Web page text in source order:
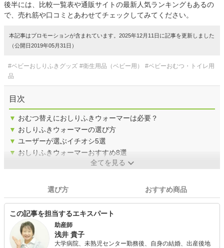
後半には、比較一覧表や通販サイトの最新人気ランキングもあるの
で、売れ筋や口コミとあわせてチェックしてみてください。
本記事はプロモーションが含まれています。2025年12月11日に記事を更新しました
（公開日2019年05月31日）
#ベビーおしりふきグッズ #衛生用品（ベビー用）
#ベビーおむつ・トイレ用
品
目次
▼ おむつ替えにおしりふきウォーマーは必要？
▼ おしりふきウォーマーの選び方
▼ ユーザーが選ぶイチオシ5選
▼ おしりふきウォーマーおすすめ8選
全てを見る
選び方 おすすめ商品
この記事を担当するエキスパート
助産師
浅井 貴子
大学病院、未熟児センター勤務後、自身の結婚、出産後地